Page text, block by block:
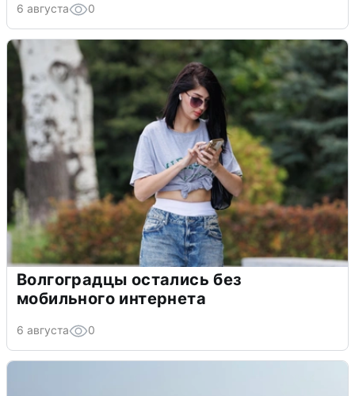
6 августа 0
Волгоградцы остались без
мобильного интернета
6 августа 0